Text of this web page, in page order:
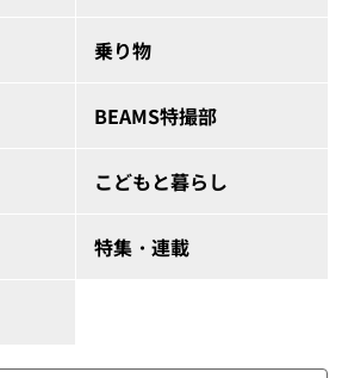
乗り物
BEAMS特撮部
こどもと暮らし
特集・連載